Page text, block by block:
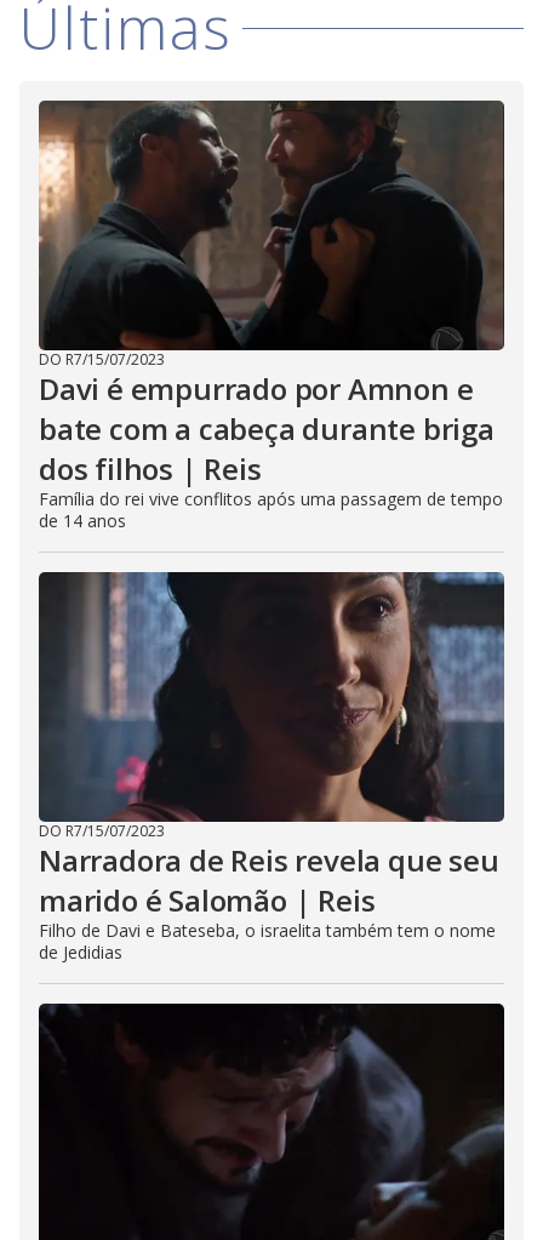
i
d
e
o
Últimas
DO R7/15/07/2023
Davi é empurrado por Amnon e
bate com a cabeça durante briga
dos filhos | Reis
Família do rei vive conflitos após uma passagem de tempo
de 14 anos
DO R7/15/07/2023
Narradora de Reis revela que seu
marido é Salomão | Reis
Filho de Davi e Bateseba, o israelita também tem o nome
de Jedidias